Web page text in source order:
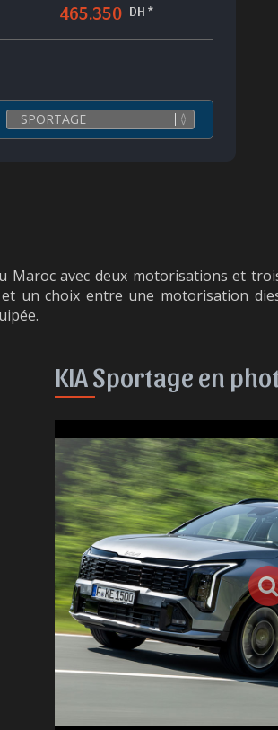
465.350 DH *
Maroc avec deux motorisations et
un choix entre une motorisation
KIA Sportage en